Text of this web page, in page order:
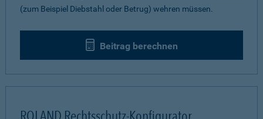
(zum Beispiel Diebstahl oder Betrug) wehren müssen.
Beitrag berechnen